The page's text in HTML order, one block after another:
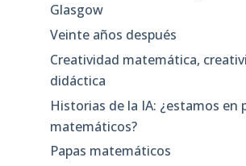
Glasgow
Veinte años después
Creatividad matemática,
didáctica
Historias de la IA: ¿estamos en
matemáticos?
Papas matemáticos